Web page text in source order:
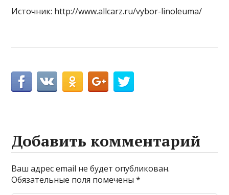
Источник: http://www.allcarz.ru/vybor-linoleuma/
Добавить комментарий
Ваш адрес email не будет опубликован.
Обязательные поля помечены*